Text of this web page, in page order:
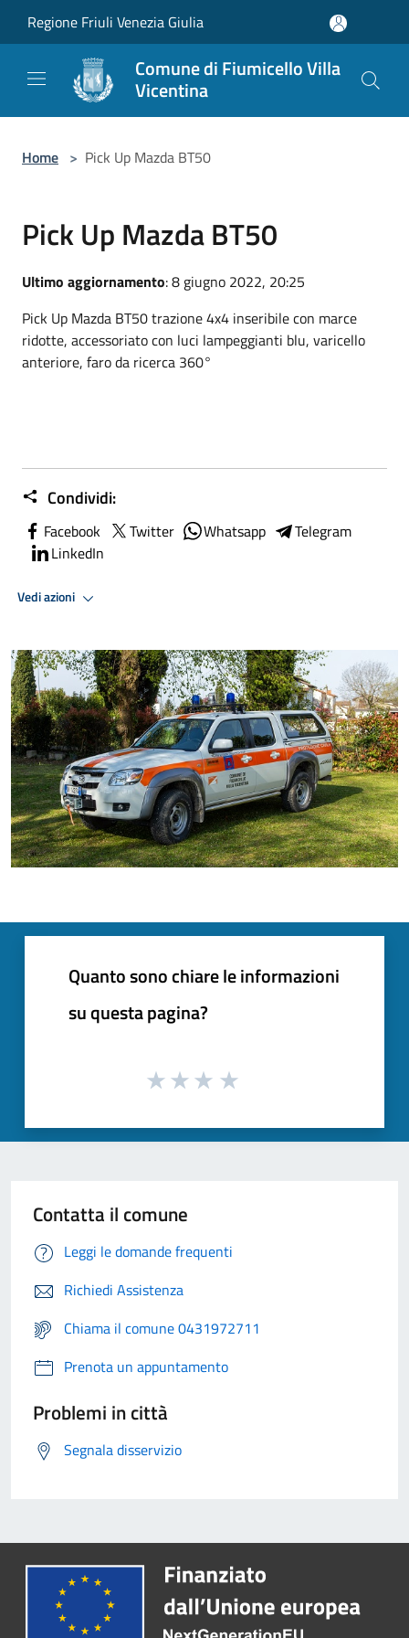
Regione Friuli Venezia Giulia
Comune di Fiumicello Villa
Vicentina
Home > Pick Up Mazda BT50
Pick Up Mazda BT50
Ultimo aggiornamento: 8 giugno 2022, 20:25
Pick Up Mazda BT50 trazione 4x4 inseribile con marce
ridotte, accessoriato con luci lampeggianti blu, varicello
anteriore, faro da ricerca 360°
Condividi:
Facebook Twitter Whatsapp
Telegram
LinkedIn
Vedi azioni
Quanto sono chiare le informazioni
su questa pagina?
Contatta il comune
Leggi le domande frequenti
Richiedi Assistenza
Chiama il comune 0431972711
Prenota un appuntamento
Problemi in città
Segnala disservizio